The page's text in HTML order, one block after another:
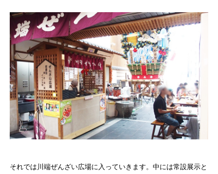
それでは川端ぜんざい広場に入っていきます。中には常設展示と